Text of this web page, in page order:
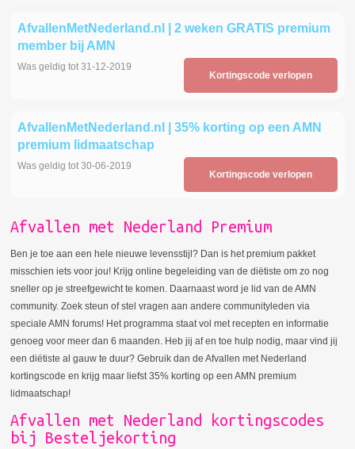
AfvallenMetNederland.nl | 2 weken GRATIS premium
member bij AMN
Kortingscode verlopen
Was geldig tot 31-12-2019
AfvallenMetNederland.nl | 35% korting op een AMN
premium lidmaatschap
Kortingscode verlopen
Was geldig tot 30-06-2019
Afvallen met Nederland Premium
Ben je toe aan een hele nieuwe levensstijl? Dan is het premium pakket
misschien iets voor jou! Krijg online begeleiding van de diëtiste om zo nog
sneller op je streefgewicht te komen. Daarnaast word je lid van de AMN
community. Zoek steun of stel vragen aan andere communityleden via
speciale AMN forums! Het programma staat vol met recepten en informatie
genoeg voor meer dan 6 maanden. Heb jij af en toe hulp nodig, maar vind jij
een diëtiste al gauw te duur? Gebruik dan de Afvallen met Nederland
kortingscode en krijg maar liefst 35% korting op een AMN premium
lidmaatschap!
Afvallen met Nederland kortingscodes
bij Besteljekorting